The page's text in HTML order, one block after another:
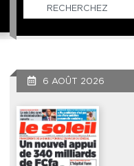
6 AOÛT 2026